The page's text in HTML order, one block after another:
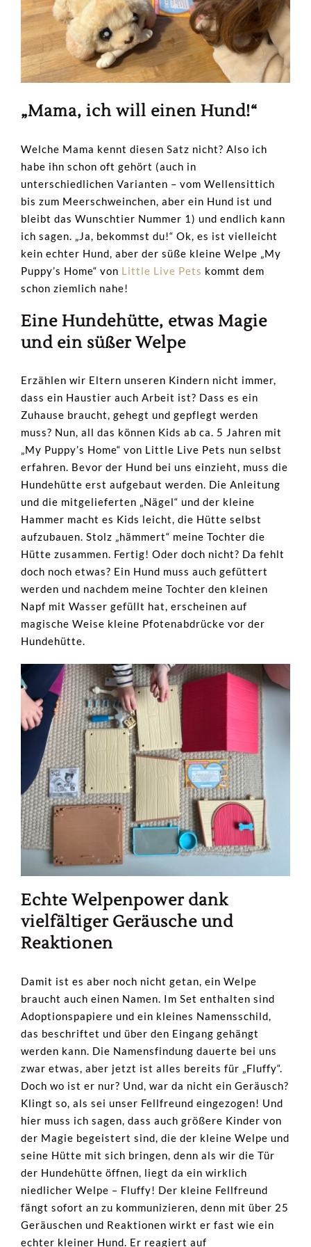
„Mama, ich will einen Hund!“
Welche Mama kennt diesen Satz nicht? Also ich
habe ihn schon oft gehört (auch in
unterschiedlichen Varianten – vom Wellensittich
bis zum Meerschweinchen, aber ein Hund ist und
bleibt das Wunschtier Nummer 1) und endlich kann
ich sagen. „Ja, bekommst du!“ Ok, es ist vielleicht
kein echter Hund, aber der süße kleine Welpe „My
Puppy’s Home“ von Little Live Pets kommt dem
schon ziemlich nahe!
Eine Hundehütte, etwas Magie
und ein süßer Welpe
Erzählen wir Eltern unseren Kindern nicht immer,
dass ein Haustier auch Arbeit ist? Dass es ein
Zuhause braucht, gehegt und gepflegt werden
muss? Nun, all das können Kids ab ca. 5 Jahren mit
„My Puppy’s Home“ von Little Live Pets nun selbst
erfahren. Bevor der Hund bei uns einzieht, muss die
Hundehütte erst aufgebaut werden. Die Anleitung
und die mitgelieferten „Nägel“ und der kleine
Hammer macht es Kids leicht, die Hütte selbst
aufzubauen. Stolz „hämmert“ meine Tochter die
Hütte zusammen. Fertig! Oder doch nicht? Da fehlt
doch noch etwas? Ein Hund muss auch gefüttert
werden und nachdem meine Tochter den kleinen
Napf mit Wasser gefüllt hat, erscheinen auf
magische Weise kleine Pfotenabdrücke vor der
Hundehütte.
Echte Welpenpower dank
vielfältiger Geräusche und
Reaktionen
Damit ist es aber noch nicht getan, ein Welpe
braucht auch einen Namen. Im Set enthalten sind
Adoptionspapiere und ein kleines Namensschild,
das beschriftet und über den Eingang gehängt
werden kann. Die Namensfindung dauerte bei uns
zwar etwas, aber jetzt ist alles bereits für „Fluffy“.
Doch wo ist er nur? Und, war da nicht ein Geräusch?
Klingt so, als sei unser Fellfreund eingezogen! Und
hier muss ich sagen, dass auch größere Kinder von
der Magie begeistert sind, die der kleine Welpe und
seine Hütte mit sich bringen, denn als wir die Tür
der Hundehütte öffnen, liegt da ein wirklich
niedlicher Welpe – Fluffy! Der kleine Fellfreund
fängt sofort an zu kommunizieren, denn mit über 25
Geräuschen und Reaktionen wirkt er fast wie ein
echter kleiner Hund. Er reagiert auf